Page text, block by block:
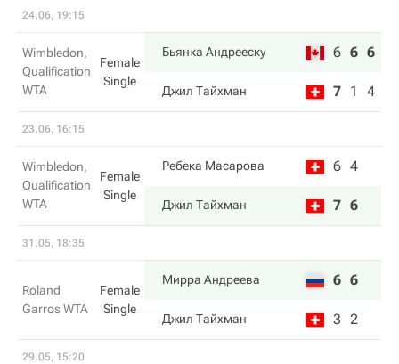
24.06, 19:15
Wimbledon,
Qualification
WTA
Female
Single
Бьянка Андрееску 6 6 6
Джил Тайхман 7 1 4
23.06, 16:15
Wimbledon,
Qualification
WTA
Female
Single
Ребека Масарова 6 4
Джил Тайхман 7 6
31.05, 18:35
Roland
Garros WTA
Female
Single
Мирра Андреева 6 6
Джил Тайхман 3 2
29.05, 15:20